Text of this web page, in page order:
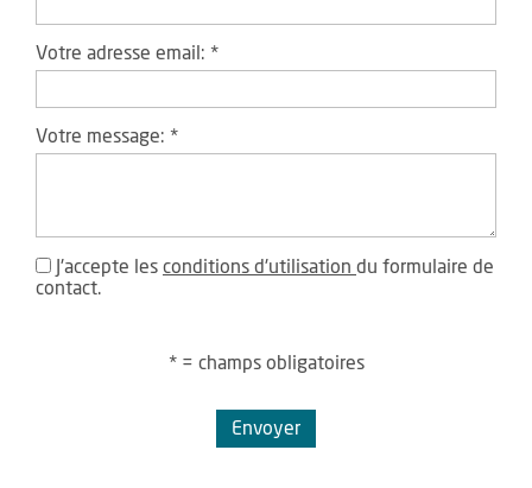
Votre adresse email: *
Votre message: *
J'accepte les conditions d'utilisation du formulaire de
contact.
* = champs obligatoires
Envoyer